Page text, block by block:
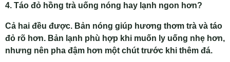
4. Táo đỏ hồng trà uống nóng hay lạnh ngon hơn?
Cả hai đều được. Bản nóng giúp hương thơm trà và táo
đỏ rõ hơn. Bản lạnh phù hợp khi muốn ly uống nhẹ hơn,
nhưng nên pha đậm hơn một chút trước khi thêm đá.